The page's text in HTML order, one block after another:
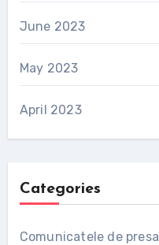
June 2023
May 2023
April 2023
Categories
Comunicatele de presa